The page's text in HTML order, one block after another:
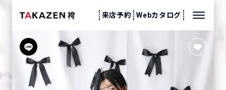
来店予約 Webカタログ